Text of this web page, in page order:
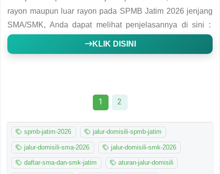
rayon maupun luar rayon pada SPMB Jatim 2026 jenjang
SMA/SMK, Anda dapat melihat penjelasannya di sini :
KLIK DISINI
1 2
spmb-jatim-2026 jalur-domisili-spmb-jatim
jalur-domisili-sma-2026 jalur-domisili-smk-2026
daftar-sma-dan-smk-jatim aturan-jalur-domisili